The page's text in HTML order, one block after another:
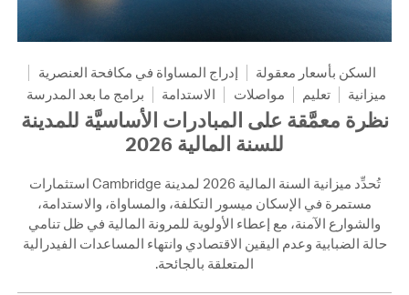
السكن بأسعار معقولة
إدراج المساواة في مكافحة العنصرية
ميزانية
تعليم مواصلات الاستدامة برامج ما بعد المدرسة
نظرة معمَّقة على المبادرات الأساسيَّة للمدينة
للسنة المالية 2026
تُحدِّد ميزانية السنة المالية 2026 لمدينة Cambridge استثمارات
مستمرة في الإسكان ميسور التكلفة، والمساواة، والاستدامة،
والشوارع الآمنة، مع إعطاء الأولوية للمرونة المالية في ظل تنامي
حالة الضبابية وعدم اليقين الاقتصادي وانتهاء المساعدات الفيدرالية
المتعلقة بالجائحة.